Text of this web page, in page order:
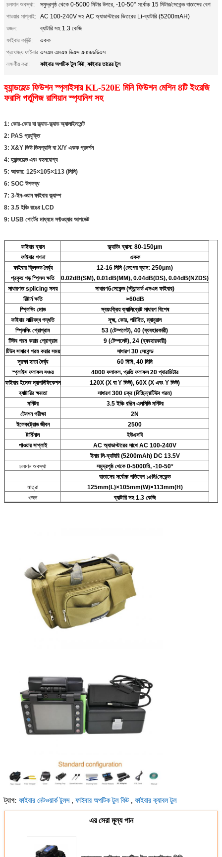
চলমান অবস্থা:
সমুদ্রপৃষ্ঠ থেকে 0-5000 মিটার উপরে, -10-50° সর্বোচ্চ 15 মিটার/সেকেন্ড বাতাসের বেগ
পাওয়ার সাপ্লাই: AC 100-240V সহ AC অ্যাডাপ্টারের ভিতরের Li-ব্যাটারি (5200mAH)
ওজন:
ব্যাটারি সহ 1.3 কেজি
ফাইবার কাউন্ট:
একক
প্রযোজ্য ফাইবার:এসএম এমএম ডিএস এনজেডডিএস
লক্ষণীয় করা:
ফাইবার অপটিক টুল কিট, ফাইবার তারের টুল
হ্যান্ডহেল্ড ফিউশন স্প্লাইসার KL-520E মিনি ফিউশন মেশিন 8টি ইংরেজি
ফরাসি পর্তুগিজ রাশিয়ান স্প্যানিশ সহ
1: কোর-কোর বা ক্ল্যাড-ক্ল্যাড অ্যালাইনমেন্ট
2: PAS প্রযুক্তি
3: X&Y ভিউ ডিসপ্যালি বা X/Y একক প্রদর্শন
4: হ্যান্ডহেল্ড এবং বহনযোগ্য
5: আকার: 125×105×113 (মিমি)
6: SOC উপলব্ধ
7: 3-ইন-ওয়ান ফাইবার ক্ল্যাম্প
8: 3.5 ইঞ্চি রঙের LCD
9: USB পোর্টের মাধ্যমে সফ্টওয়্যার আপডেট
ফাইবার ব্যাস
ক্ল্যাডিং ব্যাস: 80-150μm
ফাইবার গণনা
একক
ফাইবার ক্লিভড দৈর্ঘ্য
12-16 মিমি (লেপের ব্যাস: 250μm)
প্রকৃত গড় স্প্লিস ক্ষতি
0.02dB(SM), 0.01dB(MM), 0.04dB(DS), 0.04dB(NZDS)
সাধারণত splicing সময়
সাধারণ6সেকেন্ড (স্ট্যান্ডার্ড এসএম ফাইবার)
রিটার্ন ক্ষতি
>60dB
স্প্লিসিং মোড
স্বয়ংক্রিয় ক্যালিব্রেট সাধারণ বিশেষ
ফাইবার সারিবদ্ধ পদ্ধতি
সূক্ষ্ম, কোর, পরিহিত, ম্যানুয়াল
স্প্লিসিং প্রোগ্রাম
53 (টেম্পলেট), 40 (ব্যবহারকারী)
টিউব গরম করার প্রোগ্রাম
9 (টেম্পলেট), 24 (ব্যবহারকারী)
টিউব সাধারণ গরম করার সময়
সাধারণ 30 সেকেন্ড
সুরক্ষা হাতা দৈর্ঘ্য
60 মিমি, 40 মিমি
স্প্লাইস ফলাফল সঞ্চয়
4000 ফলাফল, প্রতি ফলাফল 20 প্যারামিটার
ফাইবার ইমেজ ম্যাগনিফিকেশন
120X (X বা Y ভিউ), 60X (X এবং Y ভিউ)
ব্যাটারির ক্ষমতা
সাধারণ 300 চক্র (বিচ্ছিন্ন/টিউব গরম)
মনিটর
3.5 ইঞ্চি রঙিন এলসিডি মনিটর
টেনশন পরীক্ষা
2N
ইলেকট্রোড জীবন
2500
টার্মিনাল
ইউএসবি
পাওয়ার সাপ্লাই
AC অ্যাডাপ্টারের সাথে AC 100-240V
ইনার লি-ব্যাটারি (5200mAh) DC 13.5V
চলমান অবস্থা
সমুদ্রপৃষ্ঠ থেকে 0-5000মি, -10-50°
বাতাসের সর্বোচ্চ গতিবেগ ১৫মি/সেকেন্ড
মাত্রা
125mm(L)×105mm(W)×113mm(H)
ওজন
ব্যাটারি সহ 1.3 কেজি
ট্যাগ: ফাইবার নেটওয়ার্ক টুলস, ফাইবার অপটিক টুল কিট, ফাইবার ক্যাবল টুল
এর সেরা মূল্য পান